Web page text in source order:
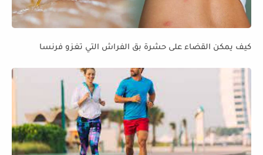
كيف يمكن القضاء على حشرة بق الفراش التي تغزو فرنسا